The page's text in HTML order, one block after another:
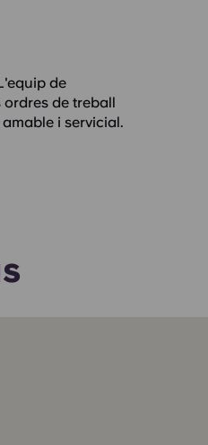
de
ordres de treball
i servicial.